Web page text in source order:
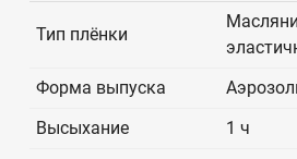
Тип плёнки
Форма выпуска
Высыхание
1 ч